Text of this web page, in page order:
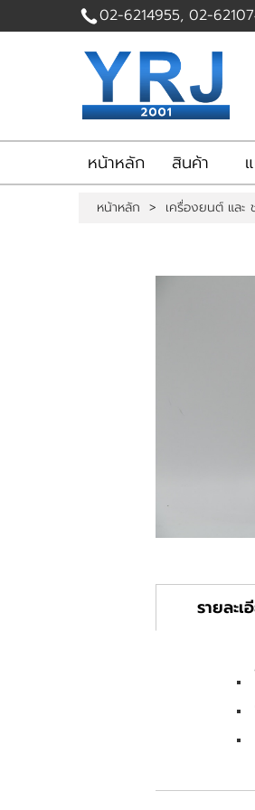
ไทย |
สินค้าที่สนใจ( 0 )
02-6214955, 02-
หน้าหลัก สินค้า
หน้าหลัก > เครื่องยนต์ และ
รายละ